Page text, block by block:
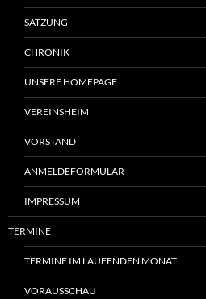
SATZUNG
CHRONIK
UNSERE HOMEPAGE
VEREINSHEIM
VORSTAND
ANMELDEFORMULAR
IMPRESSUM
TERMINE
TERMINE IM LAUFENDEN MONAT
VORAUSSCHAU